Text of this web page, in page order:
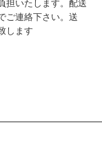
担いたします。配送
ご連絡下さい。送
します